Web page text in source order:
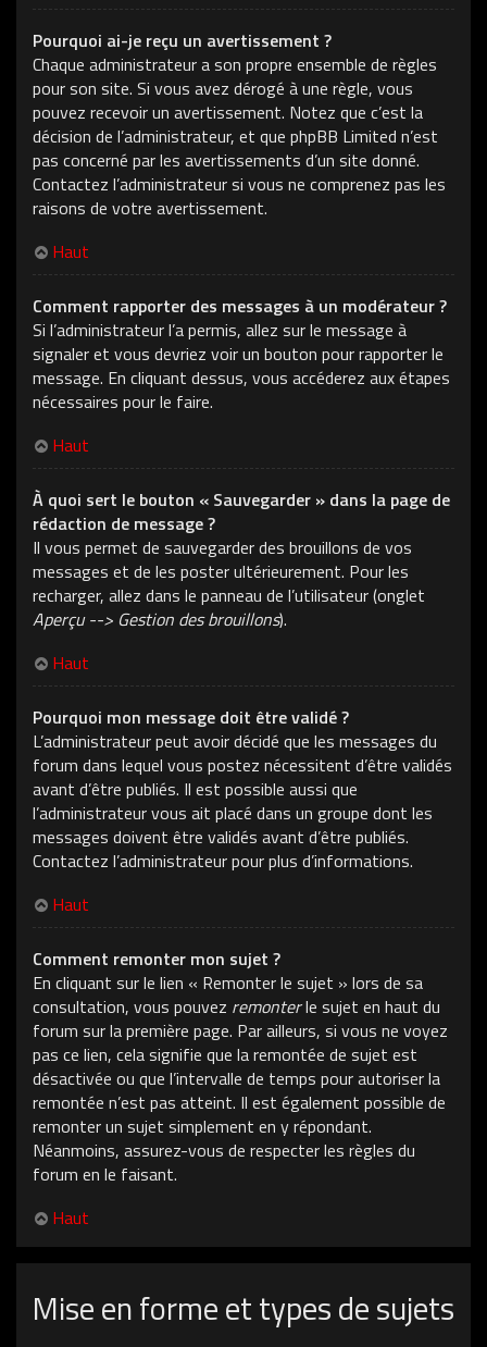
Pourquoi ai-je reçu un avertissement ?
Chaque administrateur a son propre ensemble de règles
pour son site. Si vous avez dérogé à une règle, vous
pouvez recevoir un avertissement. Notez que c’est la
décision de l’administrateur, et que phpBB Limited n’est
pas concerné par les avertissements d’un site donné.
Contactez l’administrateur si vous ne comprenez pas les
raisons de votre avertissement.
Haut
Comment rapporter des messages à un modérateur ?
Si l’administrateur l’a permis, allez sur le message à
signaler et vous devriez voir un bouton pour rapporter le
message. En cliquant dessus, vous accéderez aux étapes
nécessaires pour le faire.
Haut
À quoi sert le bouton « Sauvegarder » dans la page de
rédaction de message ?
Il vous permet de sauvegarder des brouillons de vos
messages et de les poster ultérieurement. Pour les
recharger, allez dans le panneau de l’utilisateur (onglet
Aperçu --> Gestion des brouillons).
Haut
Pourquoi mon message doit être validé ?
L’administrateur peut avoir décidé que les messages du
forum dans lequel vous postez nécessitent d’être validés
avant d’être publiés. Il est possible aussi que
l’administrateur vous ait placé dans un groupe dont les
messages doivent être validés avant d’être publiés.
Contactez l’administrateur pour plus d’informations.
Haut
Comment remonter mon sujet ?
En cliquant sur le lien « Remonter le sujet » lors de sa
consultation, vous pouvez remonterle sujet en haut du
forum sur la première page. Par ailleurs, si vous ne voyez
pas ce lien, cela signifie que la remontée de sujet est
désactivée ou que l’intervalle de temps pour autoriser la
remontée n’est pas atteint. Il est également possible de
remonter un sujet simplement en y répondant.
Néanmoins, assurez-vous de respecter les règles du
forum en le faisant.
Haut
Mise en forme et types de sujets